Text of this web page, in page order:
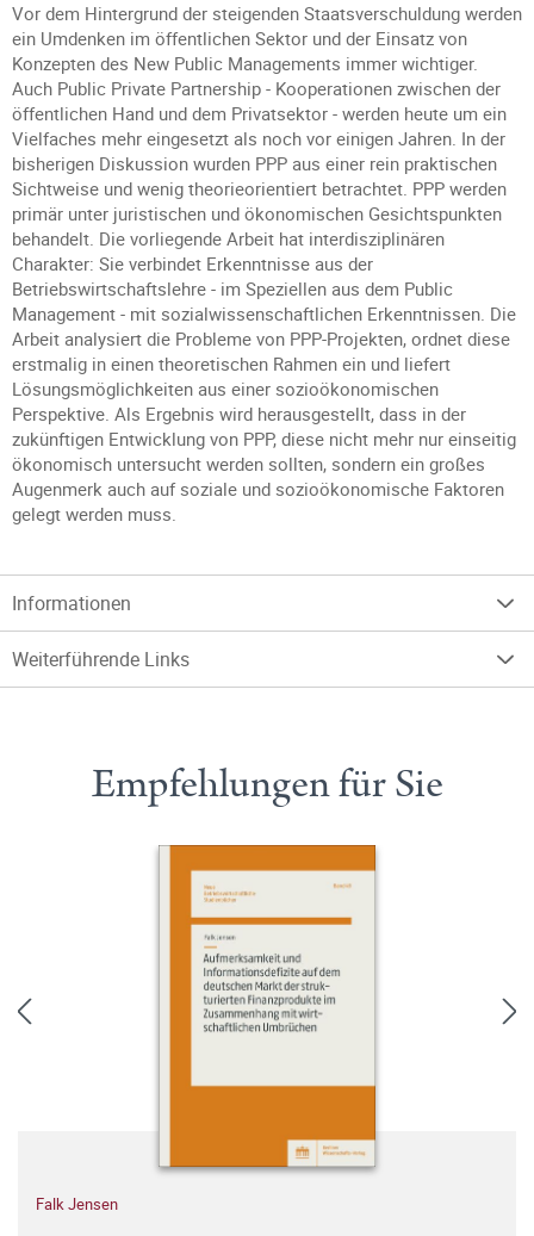
Vor dem Hintergrund der steigenden Staatsverschuldung werden
ein Umdenken im öffentlichen Sektor und der Einsatz von
Konzepten des New Public Managements immer wichtiger.
Auch Public Private Partnership - Kooperationen zwischen der
öffentlichen Hand und dem Privatsektor - werden heute um ein
Vielfaches mehr eingesetzt als noch vor einigen Jahren. In der
bisherigen Diskussion wurden PPP aus einer rein praktischen
Sichtweise und wenig theorieorientiert betrachtet. PPP werden
primär unter juristischen und ökonomischen Gesichtspunkten
behandelt. Die vorliegende Arbeit hat interdisziplinären
Charakter: Sie verbindet Erkenntnisse aus der
Betriebswirtschaftslehre - im Speziellen aus dem Public
Management - mit sozialwissenschaftlichen Erkenntnissen. Die
Arbeit analysiert die Probleme von PPP-Projekten, ordnet diese
erstmalig in einen theoretischen Rahmen ein und liefert
Lösungsmöglichkeiten aus einer sozioökonomischen
Perspektive. Als Ergebnis wird herausgestellt, dass in der
zukünftigen Entwicklung von PPP, diese nicht mehr nur einseitig
ökonomisch untersucht werden sollten, sondern ein großes
Augenmerk auch auf soziale und sozioökonomische Faktoren
gelegt werden muss.
Informationen
Weiterführende Links
Empfehlungen für Sie
Falk Jensen